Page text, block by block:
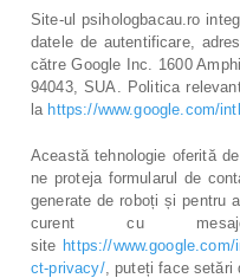
Site-ul psihologbacau.ro
datele de autentificare,
către Google Inc. 1600
94043, SUA. Politica
la https://www.google.com/
Această tehnologie oferită
ne proteja formularul de
generate de roboți și pentru
curent cu
site https://
ct-privacy/, puteți face setări